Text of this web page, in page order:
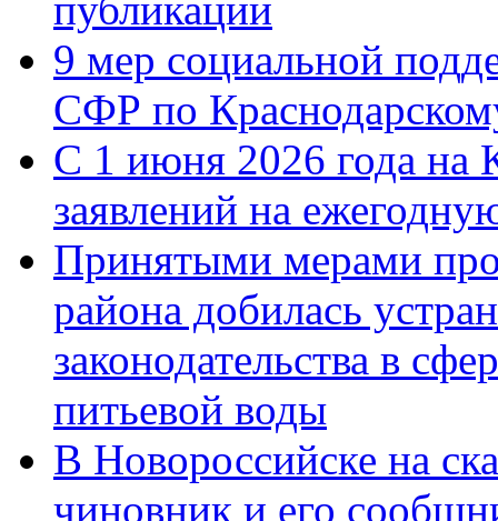
9 мер социальной
СФР по
С 1 июня 2026 года на
заявлений на
Принятыми мерами
района добилась
законодательства в
питьевой воды
В Новороссийске на
чиновник и его